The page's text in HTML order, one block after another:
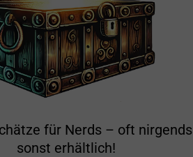
für Nerds – oft nirgends
sonst erhältlich!